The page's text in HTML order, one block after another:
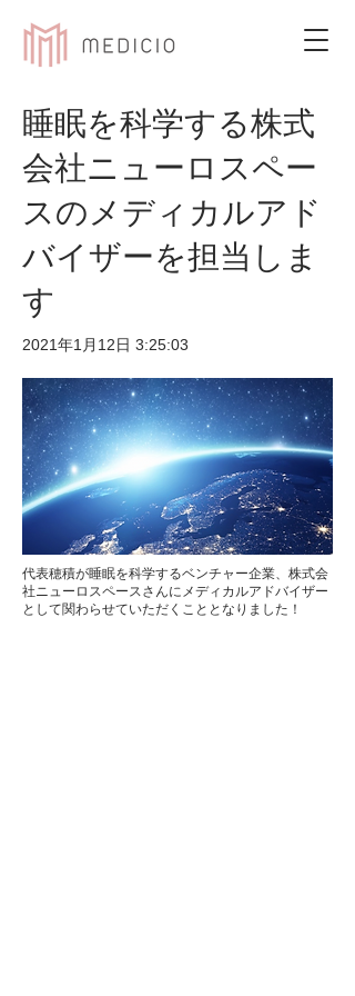
睡眠を科学する株式
会社ニューロスペー
スのメディカルアド
バイザーを担当しま
す
2021年1月12日 3:25:03
代表穂積が睡眠を科学するベンチャー企業、株式会
社ニューロスペースさんにメディカルアドバイザー
として関わらせていただくこととなりました！